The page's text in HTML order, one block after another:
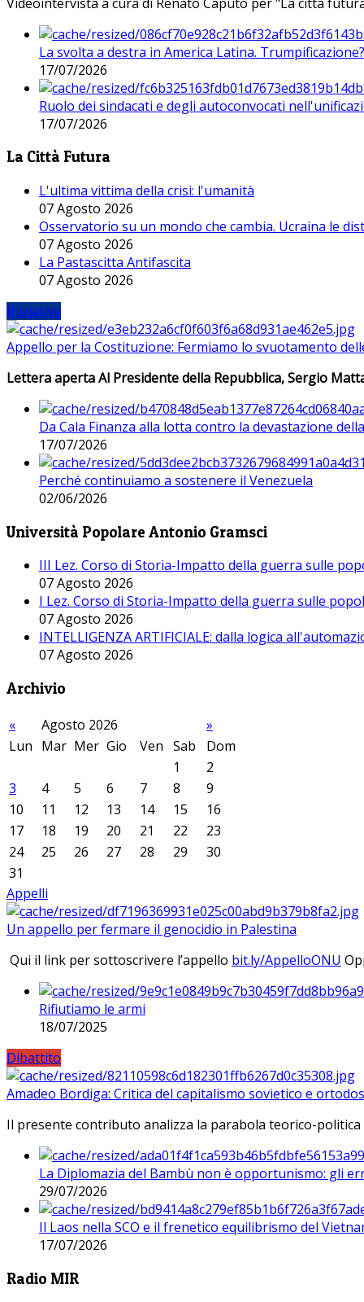
La svolta a destra in America Latina. Trumpificazione?
17/07/2026
Ruolo dei sindacati e degli autoconvocati
17/07/2026
La Città Futura
L'ultima vittima della crisi: l'umanità
07 Agosto 2026
Osservatorio su un mondo che cambia. Ucraina le
07 Agosto 2026
La Pastascitta Antifascita
07 Agosto 2026
Iniziative
Appello per la Costituzione: Fermiamo lo svuotamento
Lettera aperta Al Presidente della Repubblica, Sergio
Da Cala Finanza alla lotta contro la devastazione
17/07/2026
Perché continuiamo a sostenere il Venezuela
02/06/2026
Università Popolare Antonio Gramsci
III Lez. Corso di Storia-Impatto della guerra sulle
07 Agosto 2026
I Lez. Corso di Storia-Impatto della guerra sulle
07 Agosto 2026
INTELLIGENZA ARTIFICIALE: dalla logica
07 Agosto 2026
Archivio
« Agosto 2026
»
Lun Mar Mer Gio Ven Sab
Dom
1
2
3
4 5 6 7 8
9
10
11 12 13 14 15
16
17
18 19 20 21 22
23
24
25 26 27 28 29
30
31
Appelli
Un appello per fermare il genocidio in Palestina
Qui il link per sottoscrivere l’appello bit.ly/AppelloONU
Rifiutiamo le armi
18/07/2025
Dibattito
Amadeo Bordiga: Critica del capitalismo sovietico e
Il presente contributo analizza la parabola teorico-
La Diplomazia del Bambù non è opportunismo: gli
29/07/2026
Il Laos nella SCO e il frenetico equilibrismo del
17/07/2026
Radio MIR